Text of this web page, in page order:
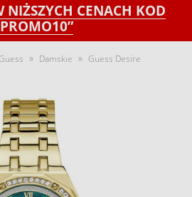
NIŻSZYCH CENACH KOD
Guess » Damskie » Guess Desire